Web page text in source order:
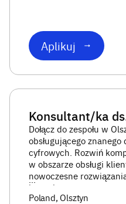
Aplikuj
Konsultant/ka
Dołącz do zespołu w
obsługującego znanego
cyfrowych. Rozwiń
w obszarze obsługi
nowoczesne
konsultan
...
Poland, Olsztyn